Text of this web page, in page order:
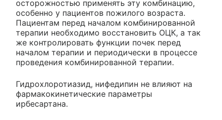
осторожностью применять эту комбинацию,
особенно у пациентов пожилого возраста.
Пациентам перед началом комбинированной
терапии необходимо восстановить ОЦК, а так
же контролировать функции почек перед
началом терапии и периодически в процессе
проведения комбинированной терапии.
Гидрохлоротиазид, нифедипин не влияют на
фармакокинетические параметры
ирбесартана.